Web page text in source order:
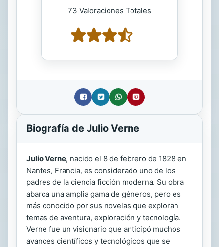
73 Valoraciones Totales
Biografía de Julio Verne
Julio Verne, nacido el 8 de febrero de 1828 en
Nantes, Francia, es considerado uno de los
padres de la ciencia ficción moderna. Su obra
abarca una amplia gama de géneros, pero es
más conocido por sus novelas que exploran
temas de aventura, exploración y tecnología.
Verne fue un visionario que anticipó muchos
avances científicos y tecnológicos que se